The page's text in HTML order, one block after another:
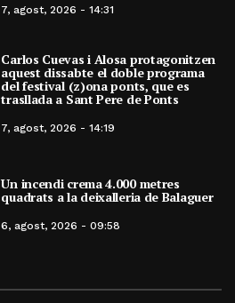
7, agost, 2026 - 14:31
Carlos Cuevas i Alosa protagonitzen
aquest dissabte el doble programa
del festival (z)ona ponts, que es
trasllada a Sant Pere de Ponts
7, agost, 2026 - 14:19
Un incendi crema 4.000 metres
quadrats a la deixalleria de Balaguer
6, agost, 2026 - 09:58